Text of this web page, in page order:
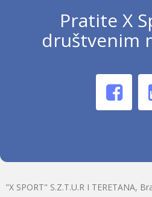
Pratite X
društvenim
"X SPORT" S.Z.T.U.R I TERETANA,